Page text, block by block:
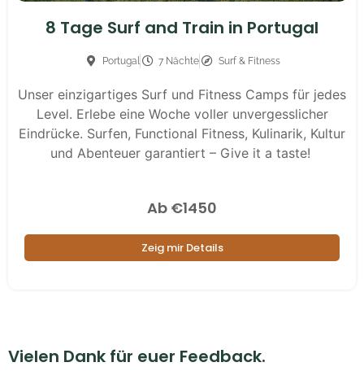
8 Tage Surf and Train in Portugal
Portugal 7 Nächte Surf & Fitness
Unser einzigartiges Surf und Fitness Camps für jedes
Level. Erlebe eine Woche voller unvergesslicher
Eindrücke. Surfen, Functional Fitness, Kulinarik, Kultur
und Abenteuer garantiert – Give it a taste!
Ab €1450
Zeig mir Details
Vielen Dank für euer Feedback.